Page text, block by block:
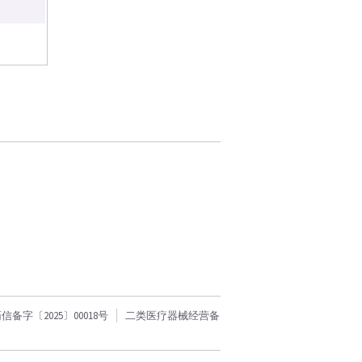
备字〔2025〕00018号
二类医疗器械经营备